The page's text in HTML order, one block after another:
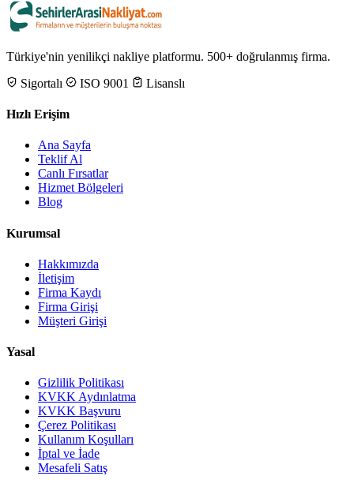
Türkiye'nin yenilikçi nakliye platformu. 500+ doğrulanmış firma.
Sigortalı
ISO 9001 Lisanslı
Hızlı Erişim
Ana Sayfa
Teklif Al
Canlı Fırsatlar
Hizmet Bölgeleri
Blog
Kurumsal
Hakkımızda
İletişim
Firma Kaydı
Firma Girişi
Müşteri Girişi
Yasal
Gizlilik Politikası
KVKK Aydınlatma
KVKK Başvuru
Çerez Politikası
Kullanım Koşulları
İptal ve İade
Mesafeli Satış